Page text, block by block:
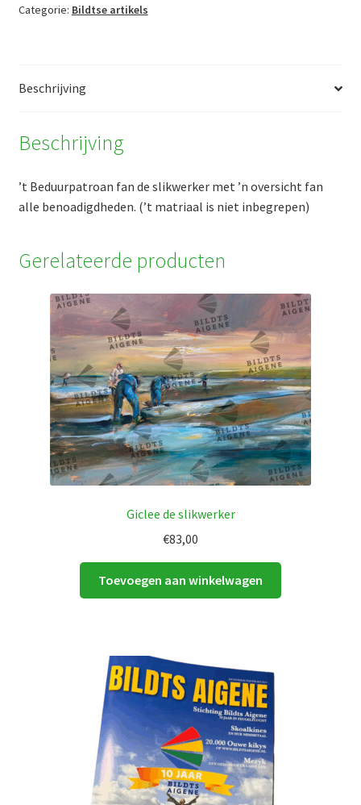
Categorie: Bildtse artikels
Beschrijving
Beschrijving
’t Beduurpatroan fan de slikwerker met ’n oversicht fan
alle benoadigdheden. (’t matriaal is niet inbegrepen)
Gerelateerde producten
Giclee de slikwerker
€83,00
Toevoegen aan winkelwagen